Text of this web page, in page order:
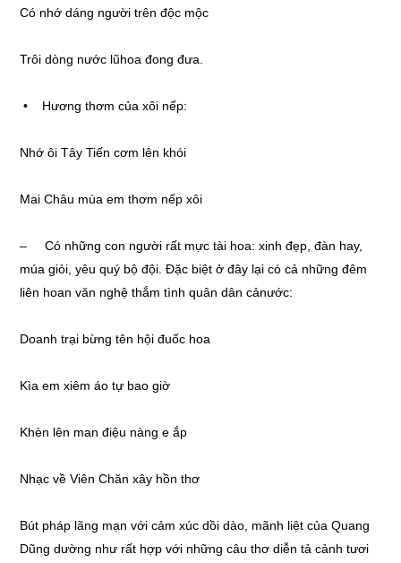
Có nhớ dáng người trên độc mộc
Trôi dòng nước lũhoa đong đưa.
• Hương thơm của xôi nếp:
Nhớ ôi Tây Tiến cơm lên khói
Mai Châu mùa em thơm nếp xôi
– Có những con người rất mực tài hoa: xinh đẹp, đàn hay,
múa giỏi, yêu quý bộ đội. Đặc biệt ở đây lại có cả những đêm
liên hoan văn nghệ thắm tình quân dân cảnước:
Doanh trại bừng tên hội đuốc hoa
Kìa em xiêm áo tự bao giờ
Khèn lên man điệu nàng e ắp
Nhạc về Viên Chăn xây hồn thơ
Bút pháp lãng mạn với cảm xúc dồi dào, mãnh liệt của Quang
Dũng dường như rất hợp với những câu thơ diễn tả cảnh tươi